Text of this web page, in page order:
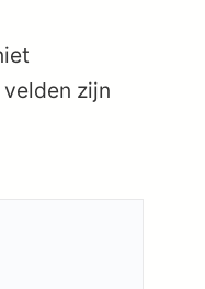
zijn